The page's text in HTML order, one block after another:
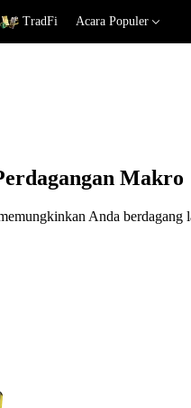
TradFi Acara Populer
Makro
Anda